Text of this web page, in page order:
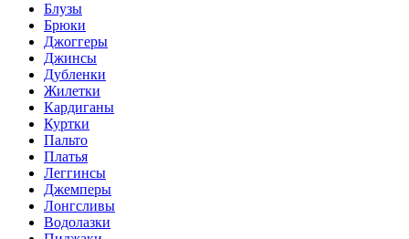
Блузы
Брюки
Джоггеры
Джинсы
Дубленки
Жилетки
Кардиганы
Куртки
Пальто
Платья
Леггинсы
Джемперы
Лонгсливы
Водолазки